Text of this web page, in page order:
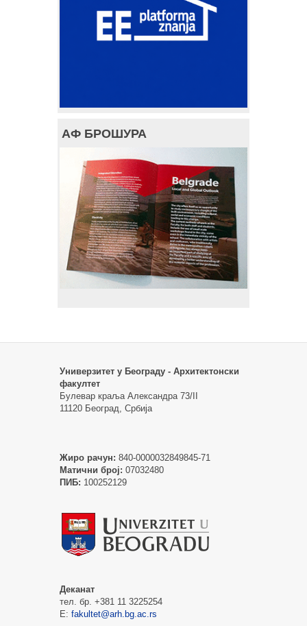
АФ БРОШУРА
Универзитет у Београду - Архитектонски
факултет
Булевар краља Александра 73/II
11120 Београд, Србија
Жиро рачун: 840-0000032849845-71
Матични број: 07032480
ПИБ: 100252129
Деканат
тел. бр. +381 11 3225254
Е: fakultet@arh.bg.ac.rs